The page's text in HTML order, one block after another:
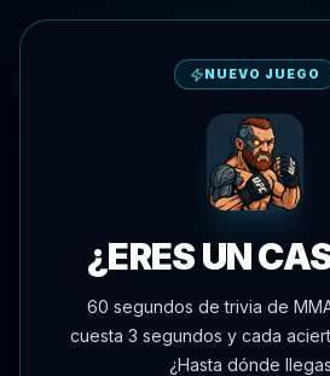
🎮 Fantasía
Redes sociales
Valentina
pilotras soviéticas
Victoria
NUEVO JUEGO
¿ERES UN
60 segundos de trivia de
cuesta 3 segundos y cada
¿Hasta dónde